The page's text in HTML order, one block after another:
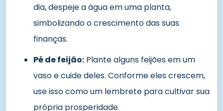
dia, despeje a água em uma planta,
simbolizando o crescimento das suas
finanças.
Pé de feijão: Plante alguns feijões em um
vaso e cuide deles. Conforme eles crescem,
use isso como um lembrete para cultivar sua
própria prosperidade.